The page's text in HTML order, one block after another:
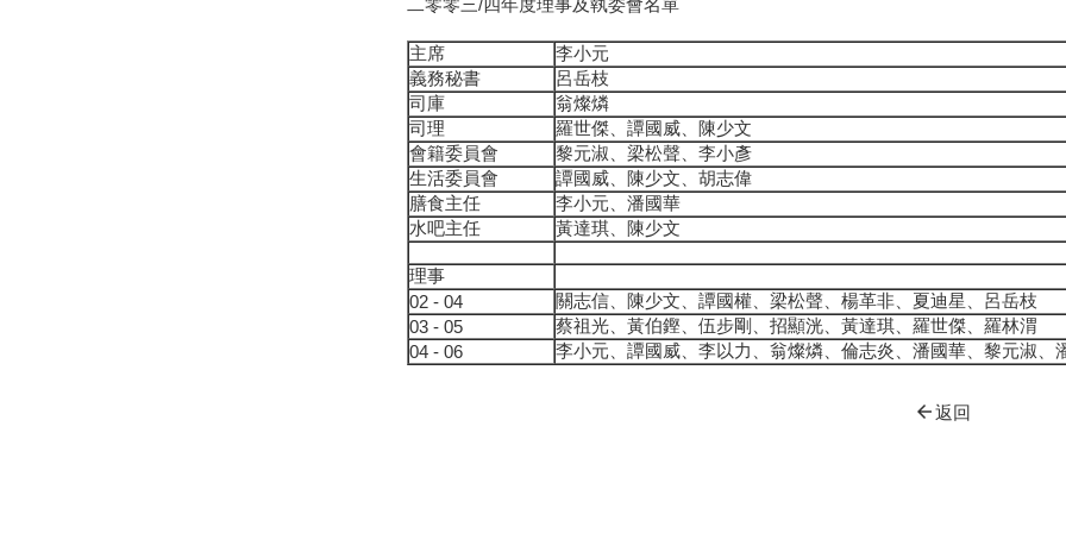
二零零三/四年度理事及執委會名單
主席
李小元
義務秘書
呂岳枝
司庫
翁燦燐
司理
羅世傑、譚國威、陳少文
會籍委員會
黎元淑、梁松聲、李小彥
生活委員會
譚國威、陳少文、胡志偉
膳食主任
李小元、潘國華
水吧主任
黃達琪、陳少文
理事
02 - 04
關志信、陳少文、譚國權、梁松聲、楊革非、夏迪星、呂岳枝
03 - 05
蔡祖光、黃伯鏗、伍步剛、招顯洸、黃達琪、羅世傑、羅林渭
04 - 06
李小元、譚國威、李以力、翁燦燐、倫志炎、潘國華、黎元淑、
arrow_back返回